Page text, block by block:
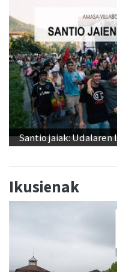
Santio jaiak: Udalaren
Ikusienak